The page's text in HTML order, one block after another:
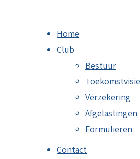
Home
Club
Bestuur
Toekomstvisie
Verzekering
Afgelastingen
Formulieren
Contact